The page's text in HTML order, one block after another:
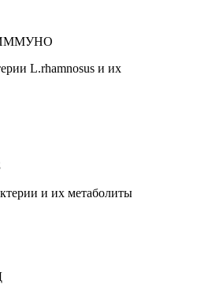
ИММУНО
L.rhamnosus и их
и их метаболиты